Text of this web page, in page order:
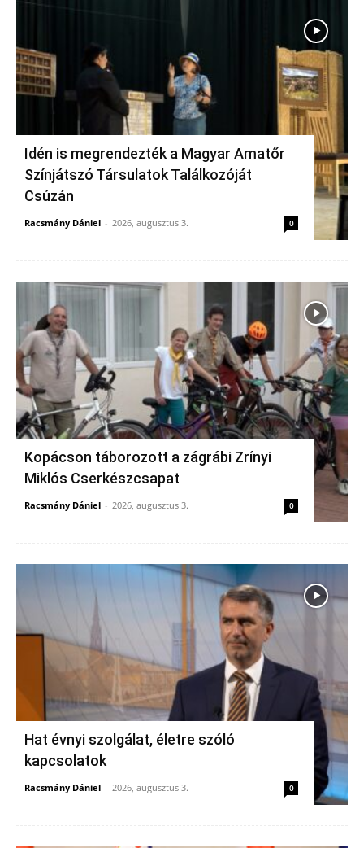
Idén is megrendezték a Magyar Amatőr
Színjátszó Társulatok Találkozóját
Csúzán
Racsmány Dániel - 2026, augusztus 3. 0
Kopácson táborozott a zágrábi Zrínyi
Miklós Cserkészcsapat
Racsmány Dániel - 2026, augusztus 3. 0
Hat évnyi szolgálat, életre szóló
kapcsolatok
Racsmány Dániel - 2026, augusztus 3. 0